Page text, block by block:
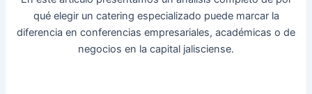
qué elegir un catering especializado puede marcar la
diferencia en conferencias empresariales, académicas o de
negocios en la capital jalisciense.